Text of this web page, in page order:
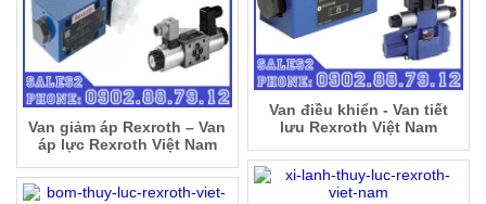
Van điều khiển - Van tiết
lưu Rexroth Việt Nam
Van giảm áp Rexroth – Van
áp lực Rexroth Việt Nam